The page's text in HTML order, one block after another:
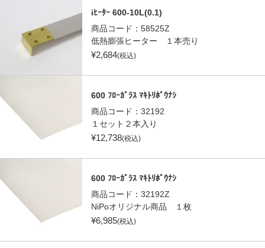
iﾋｰﾀｰ 600-10L(0.1)
商品コード： 58525Z
低熱膨張ヒーター １本売り
¥2,684(税込)
600 ﾌﾛｰｶﾞﾗｽ ﾏｷﾄﾘﾎﾞｳﾅｼ
商品コード： 32192
１セット２本入り
¥12,738(税込)
600 ﾌﾛｰｶﾞﾗｽ ﾏｷﾄﾘﾎﾞｳﾅｼ
商品コード： 32192Z
NiPoオリジナル商品 １枚
¥6,985(税込)